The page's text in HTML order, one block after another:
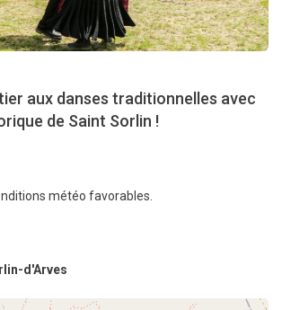
aux danses traditionnelles avec
de Saint Sorlin !
météo favorables.
d'Arves